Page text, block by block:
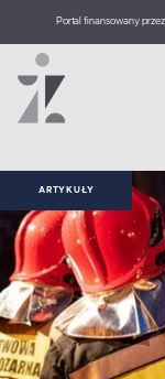
Portal finansowany
ARTYKUŁY